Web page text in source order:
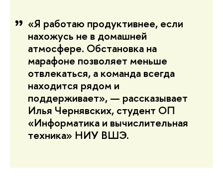
«Я работаю продуктивнее, если
нахожусь не в домашней
атмосфере. Обстановка на
марафоне позволяет меньше
отвлекаться, а команда всегда
находится рядом и
поддерживает», — рассказывает
Илья Чернявских, студент ОП
«Информатика и вычислительная
техника» НИУ ВШЭ.